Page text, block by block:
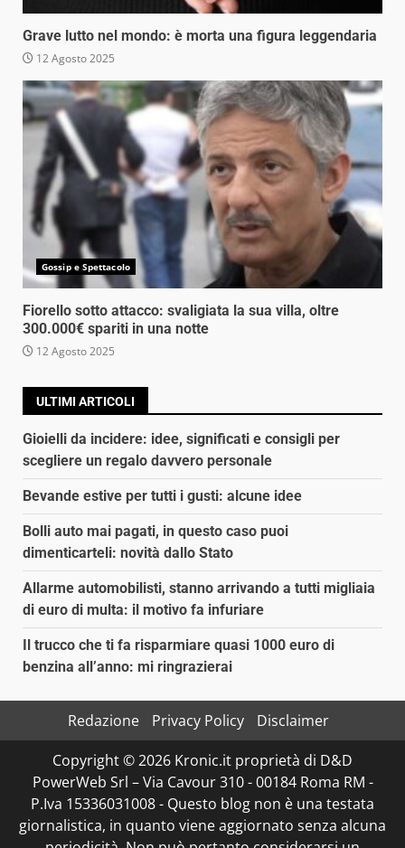
Grave lutto nel mondo: è morta una figura leggendaria
12 Agosto 2025
Gossip e Spettacolo
Fiorello sotto attacco: svaligiata la sua villa, oltre
300.000€ spariti in una notte
12 Agosto 2025
ULTIMI ARTICOLI
Gioielli da incidere: idee, significati e consigli per
scegliere un regalo davvero personale
Bevande estive per tutti i gusti: alcune idee
Bolli auto mai pagati, in questo caso puoi
dimenticarteli: novità dallo Stato
Allarme automobilisti, stanno arrivando a tutti migliaia
di euro di multa: il motivo fa infuriare
Il trucco che ti fa risparmiare quasi 1000 euro di
benzina all’anno: mi ringrazierai
Redazione Privacy Policy
Disclaimer
Copyright © 2026 Kronic.it proprietà di D&D
PowerWeb Srl – Via Cavour 310 - 00184 Roma RM -
P.Iva 15336031008 - Questo blog non è una testata
giornalistica, in quanto viene aggiornato senza alcuna